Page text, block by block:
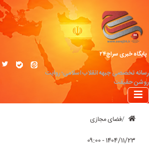
پایگاه خبری سراج۲۴
رسانه تخصصی جبهه انقلاب اسلامی؛ روایت
روشن حقیقت
فضای مجازی
۱۴۰۴/۱۱/۲۳ - ۰۹:۰۰